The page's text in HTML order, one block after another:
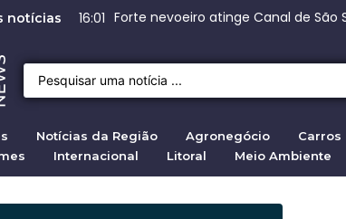
notícias 16:01 Forte nevoeiro atinge Canal de São
BNDES aprova R$ 3,7 bi para
Justiça de SP rejeita ação da
Emprego em Bragança Paulista:
Empregos em Bragança Paulista:
Crise migratória em Ceuta: 72.000
Notícias da Região Agronegócio Carros
Internacional Litoral Meio Ambiente